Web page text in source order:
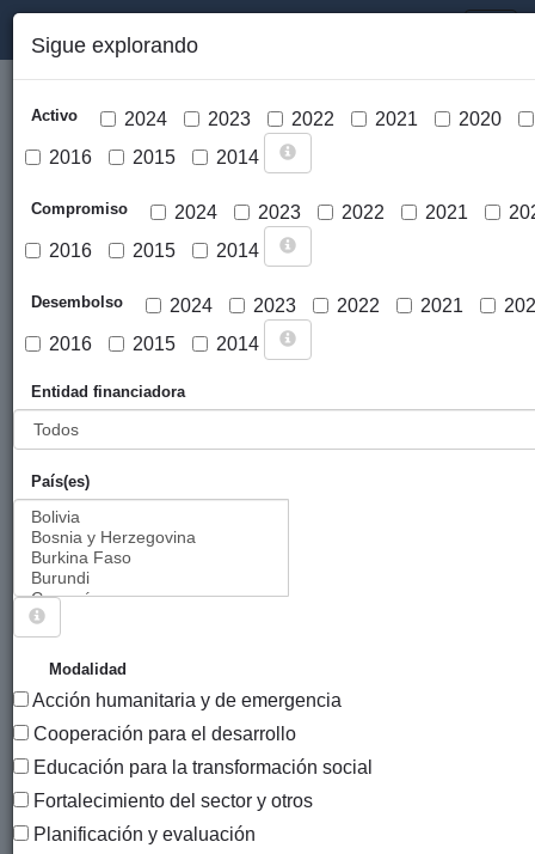
Cargar mapa
Sigue explorando
Activo 2024 2023 2022 2021
2020
2016
2015 2014
Compromiso 2024 2023 2022 2021
2016
2015 2014
Desembolso 2024 2023 2022 2021
2016
2015 2014
Entidad financiadora
País(es)
Modalidad
Acción humanitaria y de emergencia
Cooperación para el desarrollo
Educación para la transformación social
Fortalecimiento del sector y otros
Planificación y evaluación
PROYECTOS CUYO ENTIDAD CANALIZADORA ES
FUNDACIÓN UNICEF COMITÉ ESPAÑOL.
159 PROYECTOS
Entidad
financiadora